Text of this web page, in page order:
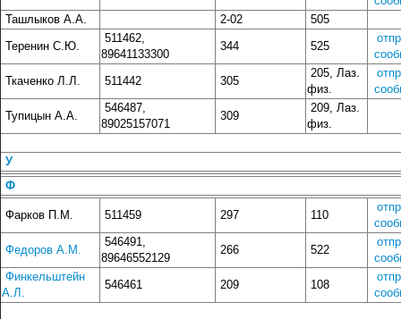
Ташлыков А.А.
2-02
505
Теренин С.Ю.
511462,
89641133300
344 525
Ткаченко Л.Л.
511442 305
205, Лаз.
физ.
Тупицын А.А.
546487,
89025157071
309
209, Лаз.
физ.
У
Ф
Фарков П.М. 511459 297 110
Федоров А.М.
546491,
89646552129
266 522
Финкельштейн
А.Л.
546461 209 108